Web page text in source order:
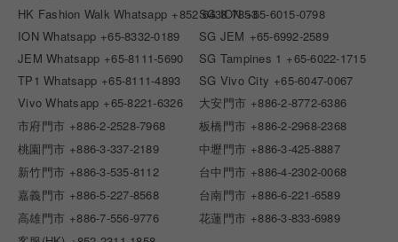
HK Fashion Walk Whatsapp +852 6438 7853
SG ION +65-6015-0798
ION Whatsapp +65-8332-0189 SG JEM +65-6992-2589
JEM Whatsapp +65-8111-5690 SG Tampines 1 +65-6022-1715
TP1 Whatsapp +65-8111-4893 SG Vivo City +65-6047-0067
Vivo Whatsapp +65-8221-6326 大安門市 +886-2-8772-6386
市府門市 +886-2-2528-7968 板橋門市 +886-2-2968-2368
桃園門市 +886-3-337-2189 中壢門市 +886-3-425-8887
新竹門市 +886-3-535-8112 台中門市 +886-4-2302-0068
嘉義門市 +886-5-227-8568 台南門市 +886-6-221-6589
高雄門市 +886-7-556-9776 花蓮門市 +886-3-833-6989